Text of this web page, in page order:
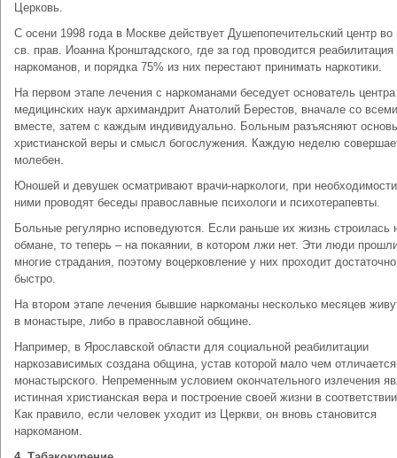
Церковь.
С осени 1998 года в Москве действует Душепопечительский центр во
св. прав. Иоанна Кронштадского, где за год проводится реабилитация
наркоманов, и порядка 75% из них перестают принимать наркотики.
На первом этапе лечения с наркоманами беседует основатель центра
медицинских наук архимандрит Анатолий Берестов, вначале со всеми
вместе, затем с каждым индивидуально. Больным разъясняют
христианской веры и смысл богослужения. Каждую неделю
молебен.
Юношей и девушек осматривают врачи-наркологи, при
ними проводят беседы православные психологи и психотерапевты.
Больные регулярно исповедуются. Если раньше их жизнь строилась
обмане, то теперь – на покаянии, в котором лжи нет. Эти люди
многие страдания, поэтому воцерковление у них проходит достаточно
быстро.
На втором этапе лечения бывшие наркоманы несколько месяцев
в монастыре, либо в православной общине.
Например, в Ярославской области для социальной реабилитации
наркозависимых создана община, устав которой мало чем
монастырского. Непременным условием окончательного излечения
истинная христианская вера и построение своей жизни в
Как правило, если человек уходит из Церкви, он вновь становится
наркоманом.